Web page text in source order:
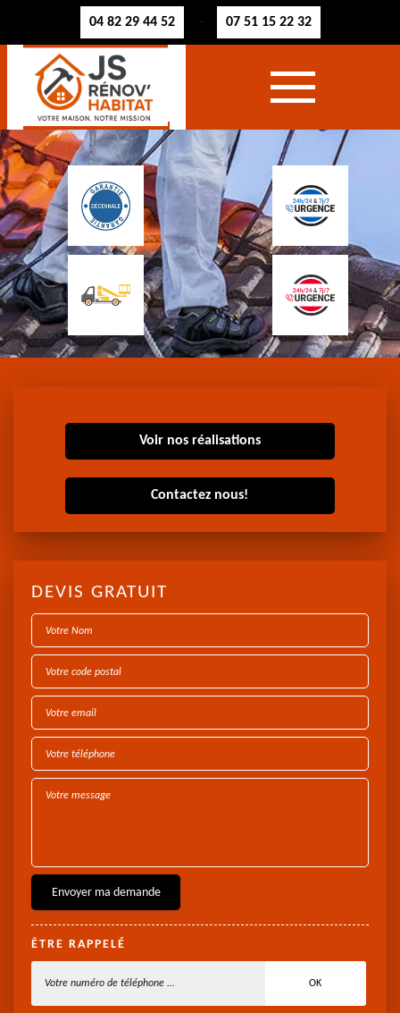
04 82 29 44 52 - 07 51 15 22 32
Voir nos réalisations
Contactez nous!
DEVIS GRATUIT
ÊTRE RAPPELÉ